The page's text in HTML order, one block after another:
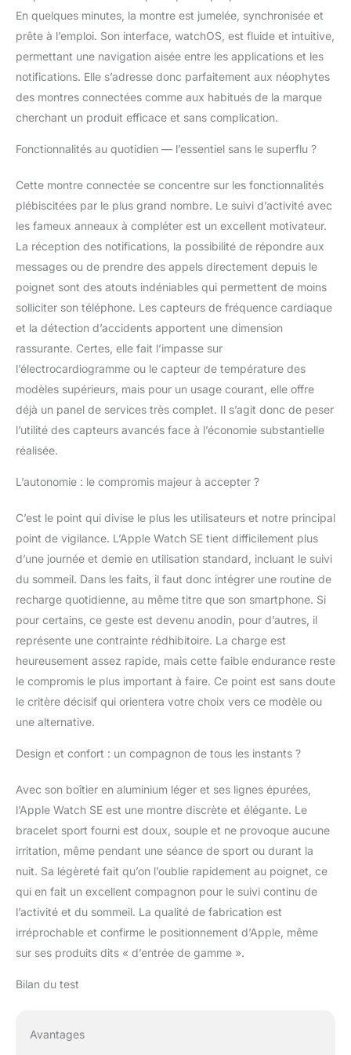
chutes et des données
d’entraînement
améliorées, l’Apple
Watch SE offre un
excellent rapport
qualité-prix. GARDEZ
Envoyez un message,
écoutez de la musique
utilisez Siri ou appelez
les secours avec la
fonctionnalité Appel
d’urgence*. L’Apple
Watch SE (GPS)
fonctionne avec votre
iPhone ou un réseau
Wi-Fi pour vous
permettre de garder le
contact.
FONCTIONNALITÉS DE
SANTÉ ET DE
SÉCURITÉ – Recueillez
des données précises
sur votre santé, en
recevant notamment
fréquence cardiaque
ou faible. Obtenez de
l’aide en cas de besoin
avec Détection des
chutes, Détection des
accidents et Appel
d’urgence*. Informez
automatiquement vos
proches lorsque vous
arrivez à destination
grâce à la
fonctionnalité
Accompagnement.
fonctionne sans
appareils et services
Apple*. Déverrouillez
automatiquement votre
Mac. Retrouvez
facilement vos
appareils. Payez avec
Apple Pay. ÉLÉGANTE
ET ADAPTÉE À LA
NATATION – Résistance
à l’eau jusqu’à 50
mètres*. Trois finitions.
En quelques minutes, la montre est jumelée, synchronisée et
prête à l’emploi. Son interface, watchOS, est fluide et intuitive,
permettant une navigation aisée entre les applications et les
notifications. Elle s’adresse donc parfaitement aux néophytes
des montres connectées comme aux habitués de la marque
cherchant un produit efficace et sans complication.
Fonctionnalités au quotidien — l’essentiel sans le superflu ?
Cette montre connectée se concentre sur les fonctionnalités
plébiscitées par le plus grand nombre. Le suivi d’activité avec
les fameux anneaux à compléter est un excellent motivateur.
La réception des notifications, la possibilité de répondre aux
messages ou de prendre des appels directement depuis le
poignet sont des atouts indéniables qui permettent de moins
solliciter son téléphone. Les capteurs de fréquence cardiaque
et la détection d’accidents apportent une dimension
rassurante. Certes, elle fait l’impasse sur
l’électrocardiogramme ou le capteur de température des
modèles supérieurs, mais pour un usage courant, elle offre
déjà un panel de services très complet. Il s’agit donc de peser
l’utilité des capteurs avancés face à l’économie substantielle
réalisée.
L’autonomie : le compromis majeur à accepter ?
C’est le point qui divise le plus les utilisateurs et notre principal
point de vigilance. L’Apple Watch SE tient difficilement plus
d’une journée et demie en utilisation standard, incluant le suivi
du sommeil. Dans les faits, il faut donc intégrer une routine de
recharge quotidienne, au même titre que son smartphone. Si
pour certains, ce geste est devenu anodin, pour d’autres, il
représente une contrainte rédhibitoire. La charge est
heureusement assez rapide, mais cette faible endurance reste
le compromis le plus important à faire. Ce point est sans doute
le critère décisif qui orientera votre choix vers ce modèle ou
une alternative.
Design et confort : un compagnon de tous les instants ?
Avec son boîtier en aluminium léger et ses lignes épurées,
l’Apple Watch SE est une montre discrète et élégante. Le
bracelet sport fourni est doux, souple et ne provoque aucune
irritation, même pendant une séance de sport ou durant la
nuit. Sa légèreté fait qu’on l’oublie rapidement au poignet, ce
qui en fait un excellent compagnon pour le suivi continu de
l’activité et du sommeil. La qualité de fabrication est
irréprochable et confirme le positionnement d’Apple, même
sur ses produits dits « d’entrée de gamme ».
Bilan du test
Avantages